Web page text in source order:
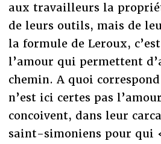
aux travailleurs la
de leurs outils, mais de
la formule de Leroux,
l’amour qui permettent
chemin. A quoi correspond
n’est ici certes pas
concoivent, dans leur
saint-simoniens pour qui